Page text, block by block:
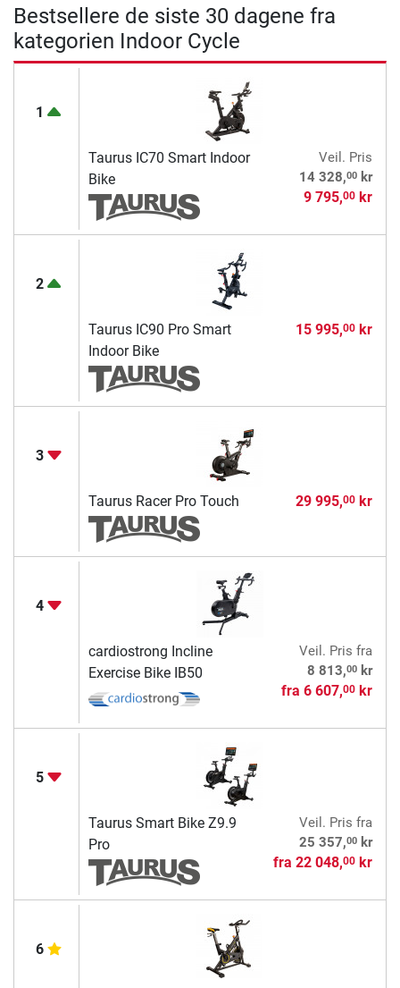
Bestsellere de siste 30 dagene fra
kategorien Indoor Cycle
1
Taurus IC70 Smart Indoor
Bike
Veil. Pris
14 328,00kr
9 795,00kr
2
Taurus IC90 Pro Smart
Indoor Bike
15 995,00kr
3
Taurus Racer Pro Touch 29 995,00kr
4
cardiostrong Incline
Exercise Bike IB50
Veil. Pris fra
8 813,00kr
fra 6 607,00kr
5
Taurus Smart Bike Z9.9
Pro
Veil. Pris fra
25 357,00kr
fra 22 048,00kr
6